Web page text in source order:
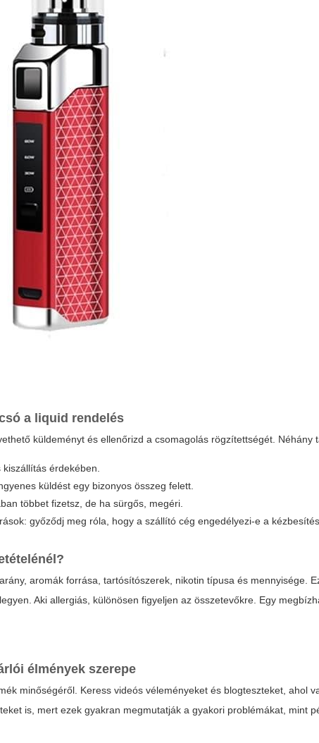
a liquid rendelés
küldeményt és ellenőrizd a csomagolás rögzítettségét. Néhány
érdekében.
küldést egy bizonyos összeg felett.
többet fizetsz, de ha sürgős, megéri.
győződj meg róla, hogy a szállító cég engedélyezi-e a
aromák forrása, tartósítószerek, nikotin típusa és mennyisége.
Aki allergiás, különösen figyeljen az összetevőkre. Egy
élmények szerepe
minőségéről. Keress videós véleményeket és blogteszteket, ahol
is, mert ezek gyakran megmutatják a gyakori problémákat, mint